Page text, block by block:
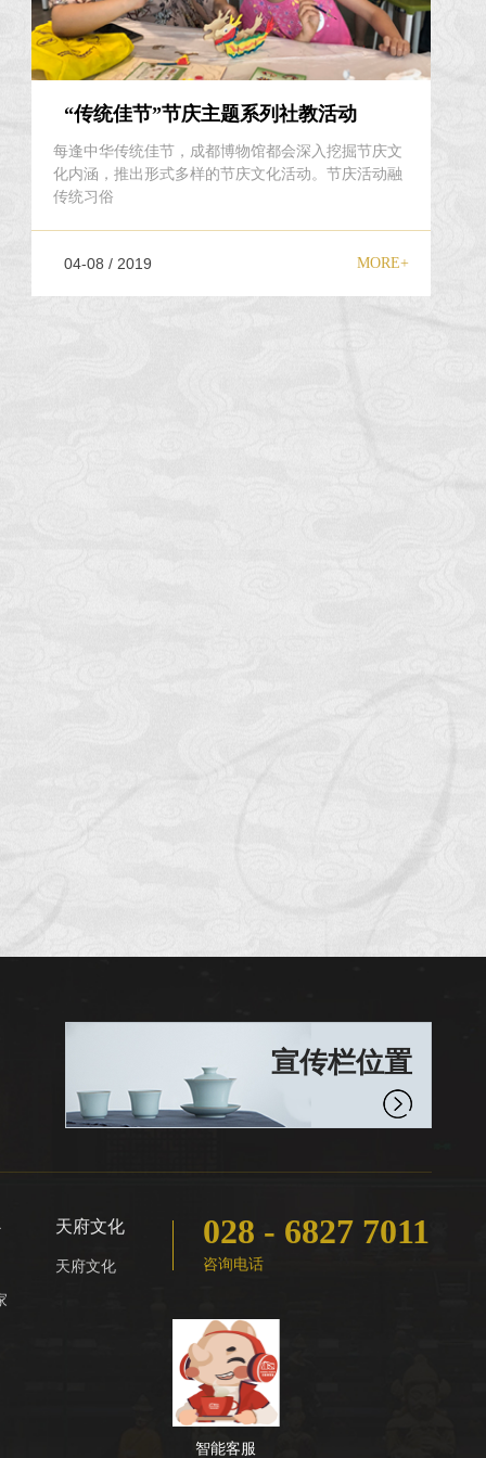
“传统佳节”节庆主题系列社教活动
每逢中华传统佳节，成都博物馆都会深入挖掘节庆文
化内涵，推出形式多样的节庆文化活动。节庆活动融
传统习俗
04-08 / 2019 MORE+
宣传栏位置
天府文化
天府文化
028 - 6827 7011
咨询电话
智能客服